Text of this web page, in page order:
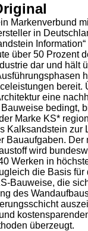
Markenverbund
in
über 50 Prozent
dar und hält
bereit.
eine
bedingt,
Marke KS*
Kalksandstein zur
Bauaufgaben. Der
wird
Werken in
die Basis für
Bauweise, die
des
überzeugt.